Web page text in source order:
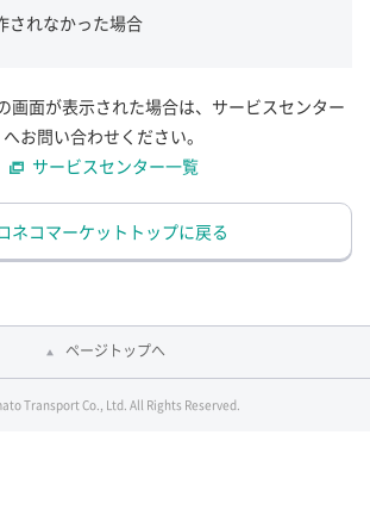
されなかった場合
画面が表示された場合は、サービスセンター
へお問い合わせください。
サービスセンター一覧
ネコマーケットトップに戻る
ページトップへ
Transport Co., Ltd. All Rights Reserved.